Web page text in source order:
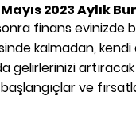
2023 Aylık
finans evinizde
kalmadan,
gelirlerinizi
ve